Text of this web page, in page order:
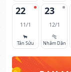
22
11/1
🐂
Tân Sửu
23
12/1
🐅
Nhâm Dần